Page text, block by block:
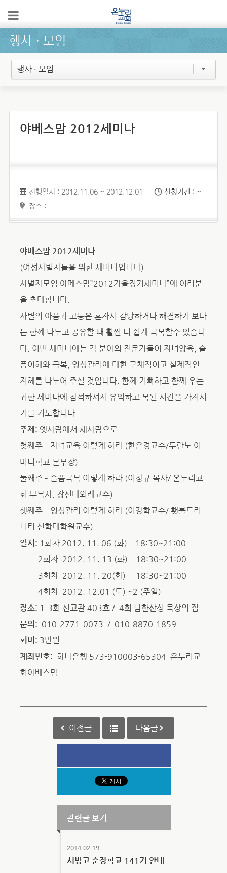
행사 ∙ 모임
행사 · 모임
야베스맘 2012세미나
진행일시 : 2012.11.06 ~ 2012.12.01 신청기간 : ~
장소 :
야베스맘 2012세미나
(여성사별자들을 위한 세미나입니다)
사별자모임 야메스맘”2012가을정기세미나”에 여러분
을 초대합니다.
사별의 아픔과 고통은 혼자서 감당하거나 해결하기 보다
는 함꼐 나누고 공유할 때 훨씬 더 쉽게 극복할수 있습니
다. 이번 세미나에는 각 분야의 전문가들이 자녀양육, 슬
픔이해와 극복, 영성관리에 대한 구체적이고 실제적인
지혜를 나누어 주실 것입니다. 함께 기뻐하고 함께 우는
귀한 세미나에 참석하셔서 유익하고 복된 시간을 가지시
기를 기도합니다
주제: 옛사람에서 새사람으로
첫째주 – 자녀교육 이렇게 하라 (한은경교수/두란노 어
머니학교 본부장)
둘째주 – 슬픔극복 이렇게 하라 (이창규 목사/ 온누리교
회 부목사. 장신대외래교수)
셋째주 – 영성관리 이렇게 하라 (이강학교수/ 횃불트리
니티 신학대학원교수)
일시: 1회차 2012. 11. 06 (화) 18:30~21:00
2회차 2012. 11. 13 (화) 18:30~21:00
3회차 2012. 11. 20(화) 18:30~21:00
4회차 2012. 12.01 (토) ~2 (주일)
장소: 1-3회 선교관 403호 / 4회 남한산성 묵상의 집
문의: 010-2771-0073 / 010-8870-1859
회비: 3만원
계좌번호: 하나은행 573-910003-65304 온누리교
회야베스맘
이전글 다음글
관련글 보기
2014.02.19
서빙고 순장학교 141기 안내